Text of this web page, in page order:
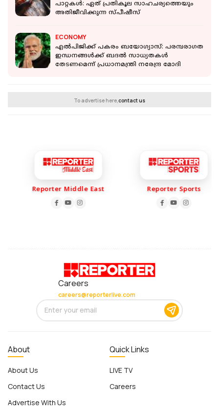
പാറ്റകൾ: ഏത് പ്രതികൂല സാഹചര്യത്തെയും
അതിജീവിക്കുന്ന സ്പീഷീസ്
ECONOMY
എല്‍പിജിക്ക് പകരം ബയോഗ്യാസ്: പരമ്പരാഗത
ഇന്ധനങ്ങൾക്ക് ബദല്‍ സാധ്യതകള്‍
തേടണമെന്ന് പ്രധാനമന്ത്രി നരേന്ദ്ര മോദി
To advertise here,contact us
Reporter Middle East Reporter Sports
Careers
careers@reporterlive.com
About
About Us
Contact Us
Advertise With Us
Quick Links
LIVE TV
Careers